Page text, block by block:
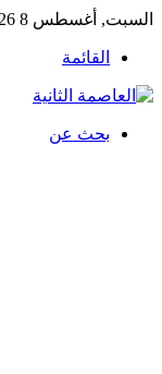
السبت, أغسطس 8 2026
القائمة
بحث عن